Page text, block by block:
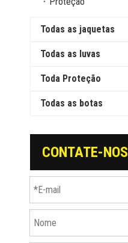
Todas as jaquetas
Todas as luvas
Toda Proteção
Todas as botas
CONTATE-NOS